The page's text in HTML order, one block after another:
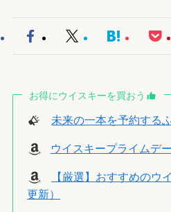
お得にウイスキーを買おう
未来の一本を予約する
ウイスキープライムデ
【厳選】おすすめのウ
更新）